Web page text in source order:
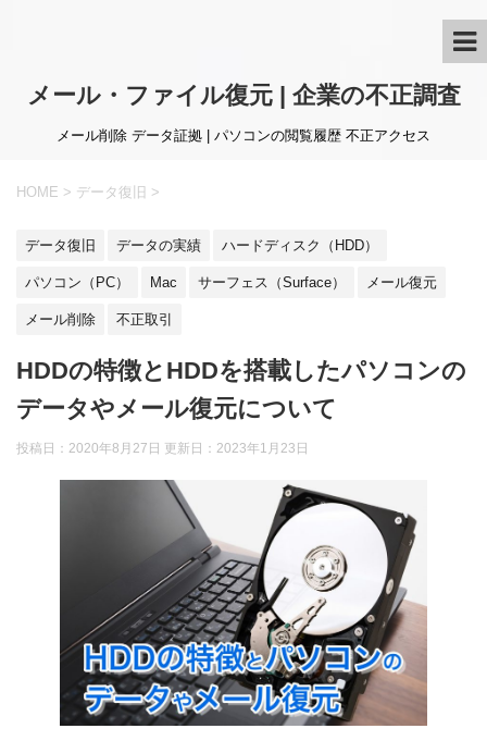
メール・ファイル復元 | 企業の不正調査
メール削除 データ証拠 | パソコンの閲覧履歴 不正アクセス
HOME > データ復旧 >
データ復旧 データの実績 ハードディスク（HDD）
パソコン（PC） Mac サーフェス（Surface） メール復元
メール削除 不正取引
HDDの特徴とHDDを搭載したパソコンの
データやメール復元について
投稿日：2020年8月27日 更新日： 2023年1月23日